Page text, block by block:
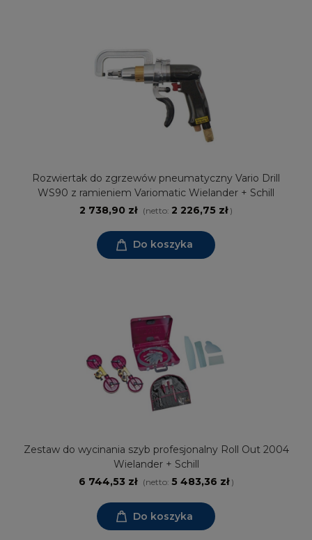
Rozwiertak do zgrzewów pneumatyczny Vario Drill
WS90 z ramieniem Variomatic Wielander + Schill
2 738,90 zł (netto: 2 226,75 zł)
Do koszyka
Zestaw do wycinania szyb profesjonalny Roll Out 2004
Wielander + Schill
6 744,53 zł
(netto: 5 483,36 zł)
Do koszyka